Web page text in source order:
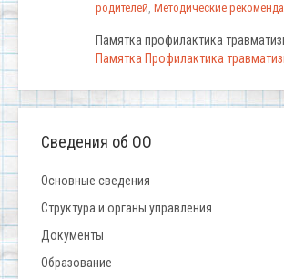
родителей, Методические
Памятка профилактика
Памятка Профилактика
Сведения об ОО
Основные сведения
Структура и органы управления
Документы
Образование